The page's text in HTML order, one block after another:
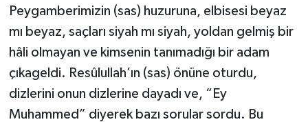
Peygamberimizin (sas) huzuruna, elbisesi beyaz
mı beyaz, saçları siyah mı siyah, yoldan gelmiş bir
hâli olmayan ve kimsenin tanımadığı bir adam
çıkageldi. Resûlullah’ın (sas) önüne oturdu,
dizlerini onun dizlerine dayadı ve, “Ey
Muhammed” diyerek bazı sorular sordu. Bu
Bingöl Müftülüğü
Bitlis Müftülüğü
Bolu Müftülüğü
Aile
Sağlık
Makaleler